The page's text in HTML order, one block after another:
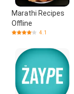
Marathi Recipes
Offline
4.1